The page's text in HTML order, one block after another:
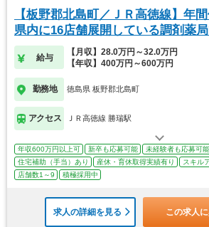
【板野郡北島町／ＪＲ高徳線】年
県内に16店舗展開している調剤薬
給与
【月収】28.0万円～32.0万円
【年収】400万円～600万円
勤務地 徳島県 板野郡北島町
アクセス ＪＲ高徳線 勝瑞駅
年収600万円以上可 新卒も応募可能 未経験者も応募可能
住宅補助（手当）あり
産休・育休取得実績有り スキル
店舗数1～9
積極採用中
求人の詳細を見る この求人